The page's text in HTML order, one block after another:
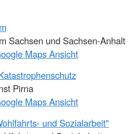
Sachsen und Sachsen-Anhalt
Maps Ansicht
Pirna
Maps Ansicht
und Sozialarbeit"